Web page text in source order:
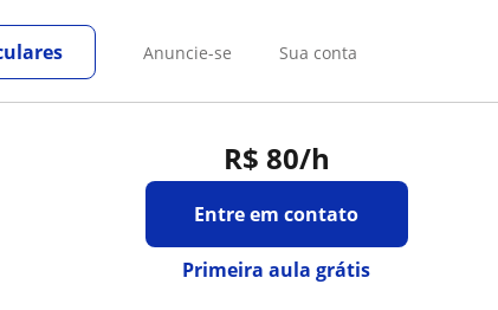
Anuncie-se Sua conta
R$ 80/h
Entre em contato
Primeira aula grátis